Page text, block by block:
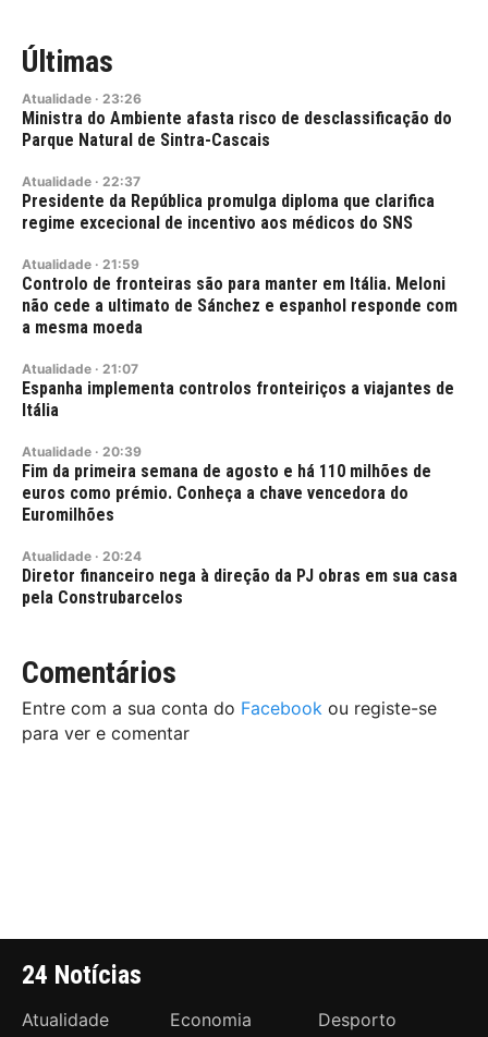
Últimas
Atualidade · 23:26
Ministra do Ambiente afasta risco de desclassificação do
Parque Natural de Sintra-Cascais
Atualidade · 22:37
Presidente da República promulga diploma que clarifica
regime excecional de incentivo aos médicos do SNS
Atualidade · 21:59
Controlo de fronteiras são para manter em Itália. Meloni
não cede a ultimato de Sánchez e espanhol responde com
a mesma moeda
Atualidade · 21:07
Espanha implementa controlos fronteiriços a viajantes de
Itália
Atualidade · 20:39
Fim da primeira semana de agosto e há 110 milhões de
euros como prémio. Conheça a chave vencedora do
Euromilhões
Atualidade · 20:24
Diretor financeiro nega à direção da PJ obras em sua casa
pela Construbarcelos
Comentários
Entre com a sua conta do Facebook ou registe-se
para ver e comentar
24 Notícias
Atualidade Economia
Desporto